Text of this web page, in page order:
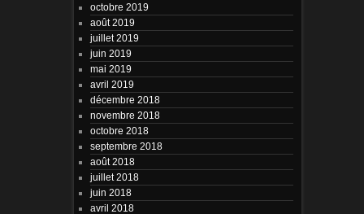
octobre 2019
août 2019
juillet 2019
juin 2019
mai 2019
avril 2019
décembre 2018
novembre 2018
octobre 2018
septembre 2018
août 2018
juillet 2018
juin 2018
avril 2018